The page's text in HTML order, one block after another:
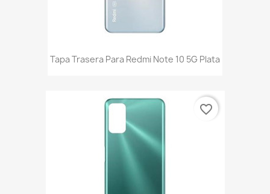
Tapa Trasera Para Redmi Note 10 5G Plata
favorite_border